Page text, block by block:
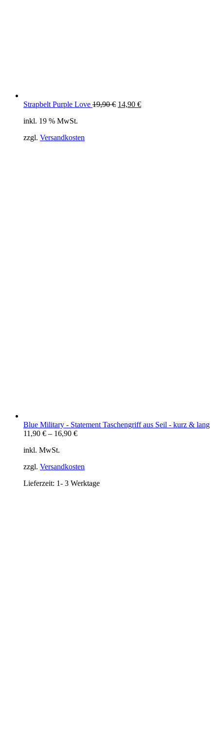
Strapbelt Purple Love 19,90€ Ursprünglicher
14,90 €Aktueller
inkl. 19 % MwSt.
zzgl. Versandkosten
Blue Military - Statement Taschengriff aus Seil - kurz & lang
11,90 € – 16,90 €
inkl. MwSt.
zzgl. Versandkosten
Lieferzeit: 1- 3 Werktage